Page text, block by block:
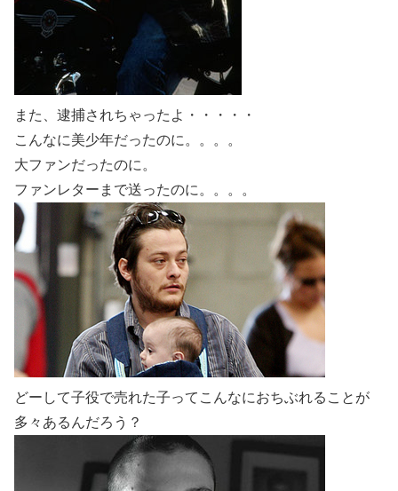
また、逮捕されちゃったよ・・・・・
こんなに美少年だったのに。。。。
大ファンだったのに。
ファンレターまで送ったのに。。。。
どーして子役で売れた子ってこんなにおちぶれることが
多々あるんだろう？